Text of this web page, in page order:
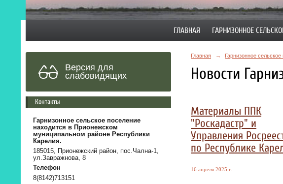
ГЛАВНАЯ ГАРНИЗОННОЕ
Версия для
слабовидящих
Контакты
Гарнизонное сельское поселение
находится в Прионежском
муниципальном районе Республики
Карелия.
185015, Прионежский район, пос.Чална-1,
ул.Завражнова, 8
Телефон
8(8142)713151
Главная → Гарнизонное
Новости
Материалы ППК
"Роскадастр" и
Управления
по Республике
16 апреля 2025 г.